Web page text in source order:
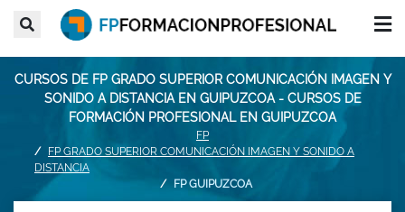
CURSOS DE FP GRADO SUPERIOR COMUNICACIÓN IMAGEN Y
SONIDO A DISTANCIA EN GUIPUZCOA - CURSOS DE
FORMACIÓN PROFESIONAL EN GUIPUZCOA
FP
FP GRADO SUPERIOR COMUNICACIÓN IMAGEN Y SONIDO A
DISTANCIA
FP GUIPUZCOA